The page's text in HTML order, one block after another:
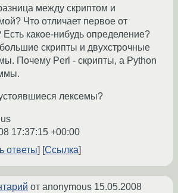
между скриптом и
Что отличает первое от
Есть какое-нибудь определение?
скрипты и двухстрочные
Почему Perl - скрипты, а Python
лексемы?
17:37:15 +00:00
ответы
Ссылка
от anonymous 15.05.2008